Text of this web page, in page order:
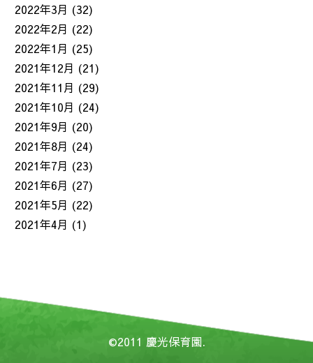
2022年3月 (32)
2022年2月 (22)
2022年1月 (25)
2021年12月 (21)
2021年11月 (29)
2021年10月 (24)
2021年9月 (20)
2021年8月 (24)
2021年7月 (23)
2021年6月 (27)
2021年5月 (22)
2021年4月 (1)
©2011 慶光保育園.